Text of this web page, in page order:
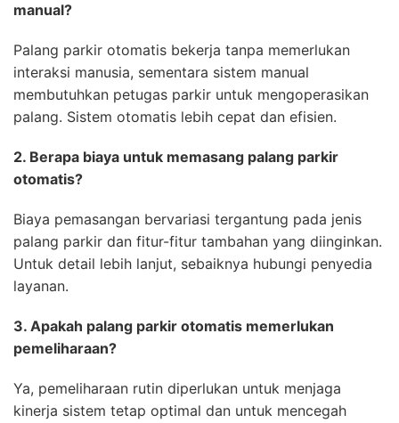
manual?
Palang parkir otomatis bekerja tanpa memerlukan
interaksi manusia, sementara sistem manual
membutuhkan petugas parkir untuk mengoperasikan
palang. Sistem otomatis lebih cepat dan efisien.
2. Berapa biaya untuk memasang palang parkir
otomatis?
Biaya pemasangan bervariasi tergantung pada jenis
palang parkir dan fitur-fitur tambahan yang diinginkan.
Untuk detail lebih lanjut, sebaiknya hubungi penyedia
layanan.
3. Apakah palang parkir otomatis memerlukan
pemeliharaan?
Ya, pemeliharaan rutin diperlukan untuk menjaga
kinerja sistem tetap optimal dan untuk mencegah